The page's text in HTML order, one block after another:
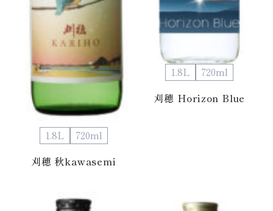
1.8L
720ml
刈穂 秋kawasemi
1.8L
720ml
刈穂 Horizon Blue